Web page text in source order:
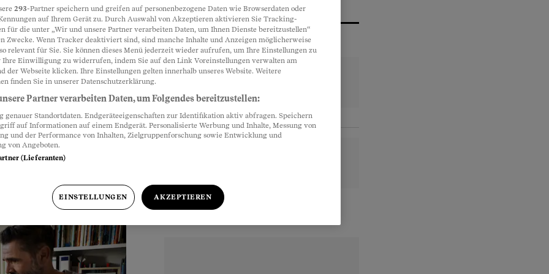
– was
an. Er
Partnerinhalte
293-Partner speichern und greifen auf personenbezogene Daten wie Browserdaten oder
auf Ihrem Gerät zu. Durch Auswahl von Akzeptieren aktivieren Sie Tracking-
für die unter „Wir und unsere Partner verarbeiten Daten, um Ihnen Dienste bereitzustellen“
Zwecke. Wenn Tracker deaktiviert sind, sind manche Inhalte und Anzeigen möglicherweise
relevant für Sie. Sie können dieses Menü jederzeit wieder aufrufen, um Ihre Einstellungen zu
Ihre Einwilligung zu widerrufen, indem Sie auf den Link Voreinstellungen verwalten am
der Webseite klicken. Ihre Einstellungen gelten innerhalb unseres Website. Weitere
finden Sie in unserer Datenschutzerklärung.
Partner verarbeiten Daten, um Folgendes bereitzustellen:
genauer Standortdaten. Endgeräteeigenschaften zur Identifikation aktiv abfragen. Speichern
auf Informationen auf einem Endgerät. Personalisierte Werbung und Inhalte, Messung von
und der Performance von Inhalten, Zielgruppenforschung sowie Entwicklung und
von Angeboten.
(Lieferanten)
EINSTELLUNGEN AKZEPTIEREN